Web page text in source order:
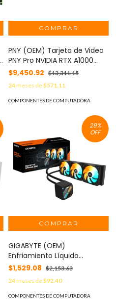
PNY (OEM) Tarjeta de Video
PNY Pro NVIDIA RTX A1000
8GB Low Profile Single Fan
GDDR6 PCIe 4.0 4xMini
DisplayPort MOD:
VCNRTXA1000ATX-PB
$9,450.92 $13,311.15
24meses de$571.11
COMPONENTES DE COMPUTADORA
29%
OFF
GIGABYTE (OEM)
Enfriamiento Líquido
Gigabyte GAMING 360
360mm 1851 1150 1700 AM4
AM5 Negro MOD: GP-
GIGABYTE GME 360
$1,529.08 $2,153.63
24meses de$92.40
COMPONENTES DE COMPUTADORA